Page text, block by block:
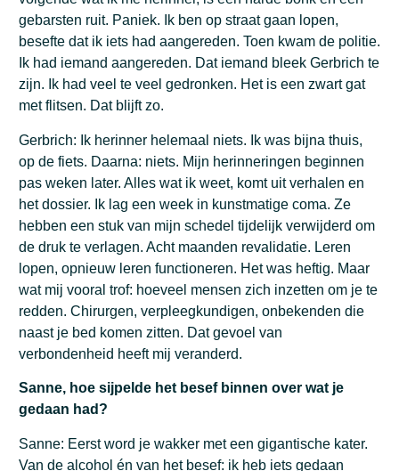
gebarsten ruit. Paniek. Ik ben op straat gaan lopen,
besefte dat ik iets had aangereden. Toen kwam de politie.
Ik had iemand aangereden. Dat iemand bleek Gerbrich te
zijn. Ik had veel te veel gedronken. Het is een zwart gat
met flitsen. Dat blijft zo.
Gerbrich: Ik herinner helemaal niets. Ik was bijna thuis,
op de fiets. Daarna: niets. Mijn herinneringen beginnen
pas weken later. Alles wat ik weet, komt uit verhalen en
het dossier. Ik lag een week in kunstmatige coma. Ze
hebben een stuk van mijn schedel tijdelijk verwijderd om
de druk te verlagen. Acht maanden revalidatie. Leren
lopen, opnieuw leren functioneren. Het was heftig. Maar
wat mij vooral trof: hoeveel mensen zich inzetten om je te
redden. Chirurgen, verpleegkundigen, onbekenden die
naast je bed komen zitten. Dat gevoel van
verbondenheid heeft mij veranderd.
Sanne, hoe sijpelde het besef binnen over wat je
gedaan had?
Sanne: Eerst word je wakker met een gigantische kater.
Van de alcohol én van het besef: ik heb iets gedaan